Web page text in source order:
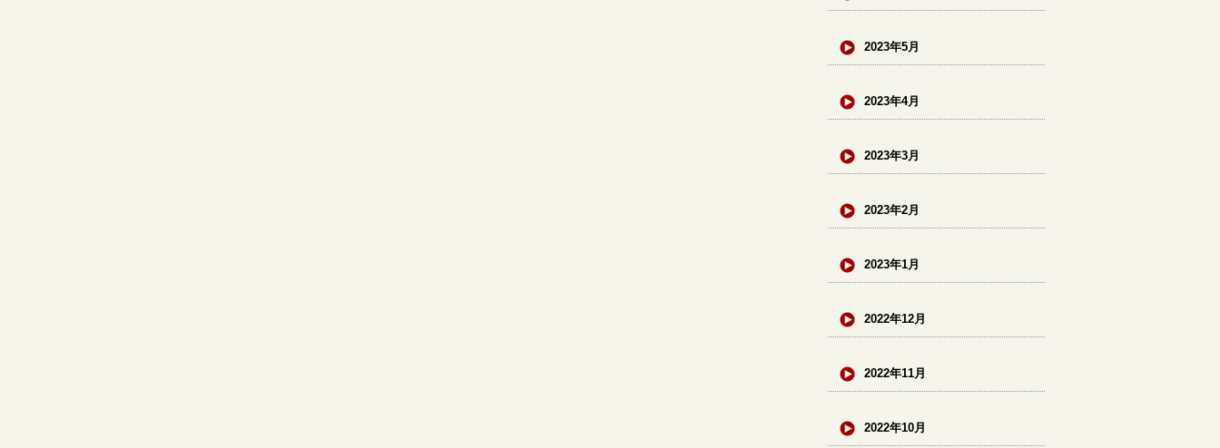
2023年5月
2023年4月
2023年3月
2023年2月
2023年1月
2022年12月
2022年11月
2022年10月